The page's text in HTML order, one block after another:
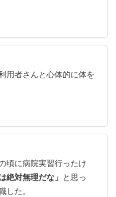
用者さんと心体的に体を
頃に病院実習行ったけ
絶対無理だな」
と思っ
した。